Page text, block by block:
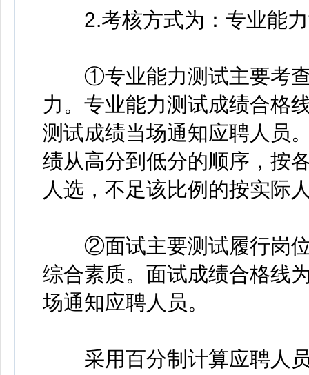
2.考核方式为：专业能力
①专业能力测试主要考查
力。专业能力测试成绩合格
测试成绩当场通知应聘人员
绩从高分到低分的顺序，按
人选，不足该比例的按实际
②面试主要测试履行岗位
综合素质。面试成绩合格线
场通知应聘人员。
采用百分制计算应聘人员